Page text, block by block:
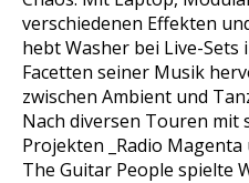
verschiedenen Effekten
hebt Washer bei Live-Sets
Facetten seiner Musik
zwischen Ambient und
Nach diversen Touren mit
Projekten _Radio
The Guitar People spielte